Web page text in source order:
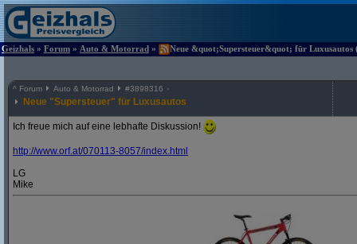
Geizhals » Forum » Auto & Motorrad » Neue &quot;Supersteuer&quot; für Luxusautos
^ Forum Auto & Motorrad #3898316
Neue "Supersteuer" für Luxusautos
Ich freue mich auf eine lebhafte Diskussion!
http://www.orf.at/070113-8057/index.html
LG
Mike